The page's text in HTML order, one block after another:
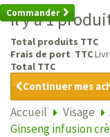
Commander
Il y a 1
Total produits TTC
Frais de port TTC
Total TTC
Continuer mes
Accueil Visage
Ginseng infusion